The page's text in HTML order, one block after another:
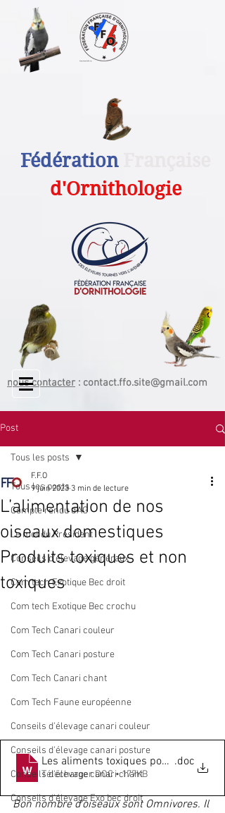
Fédération
d'Ornithologie
nous contacter : contact.ffo.site@gmail.com
Post
Tous les posts
Compte rendu d'AG
Le mot du Président
Conseils d'élevage généraux
Com tech Exotique Bec droit
Com tech Exotique Bec crochu
Com Tech Canari couleur
Com Tech Canari posture
Com Tech Canari chant
Com Tech Faune européenne
Conseils d'élevage canari couleur
Conseils d'élevage canari posture
Conseils d'élevage canari chant
Conseils d'élevage Exo bec droit
Tous les posts
L’alimentation de nos
oiseaux domestiques
Produits toxiques et non
toxiques
F.F.O
9 juin 2023 3 min de lecture
Les aliments toxiques pour les.doc
Télécharger DOC • 177KB
Bon nombre d’oiseaux sont Omnivores. Il